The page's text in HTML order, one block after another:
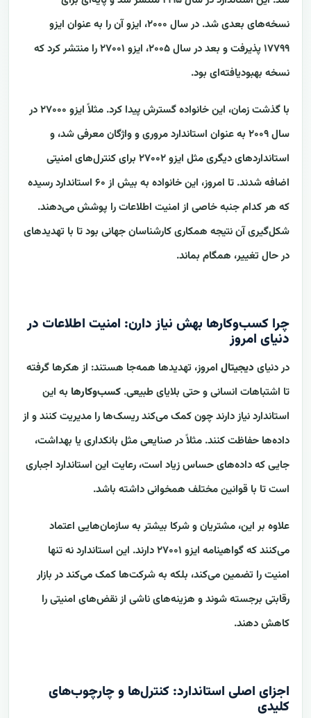
نسخه‌های بعدی شد. در سال ۲۰۰۰، ایزو آن را به عنوان ایزو
۱۷۷۹۹ پذیرفت و بعد در سال ۲۰۰۵، ایزو ۲۷۰۰۱ را منتشر کرد که
نسخه بهبودیافته‌ای بود.
با گذشت زمان، این خانواده گسترش پیدا کرد. مثلاً ایزو ۲۷۰۰۰ در
سال ۲۰۰۹ به عنوان استاندارد مروری و واژگان معرفی شد، و
استانداردهای دیگری مثل ایزو ۲۷۰۰۲ برای کنترل‌های امنیتی
اضافه شدند. تا امروز، این خانواده به بیش از ۶۰ استاندارد رسیده
که هر کدام جنبه خاصی از امنیت اطلاعات را پوشش می‌دهند.
شکل‌گیری آن نتیجه همکاری کارشناسان جهانی بود تا با تهدیدهای
در حال تغییر، همگام بماند.
چرا کسب‌وکارها بهش نیاز دارن: امنیت اطلاعات در
دنیای امروز
در دنیای دیجیتال امروز، تهدیدها همه‌جا هستند: از هکرها گرفته
تا اشتباهات انسانی و حتی بلایای طبیعی. کسب‌وکارها به این
استاندارد نیاز دارند چون کمک می‌کند ریسک‌ها را مدیریت کنند و از
داده‌ها حفاظت کنند. مثلاً در صنایعی مثل بانکداری یا بهداشت،
جایی که داده‌های حساس زیاد است، رعایت این استاندارد اجباری
است تا با قوانین مختلف همخوانی داشته باشد.
علاوه بر این، مشتریان و شرکا بیشتر به سازمان‌هایی اعتماد
می‌کنند که گواهینامه ایزو ۲۷۰۰۱ دارند. این استاندارد نه تنها
امنیت را تضمین می‌کند، بلکه به شرکت‌ها کمک می‌کند در بازار
رقابتی برجسته شوند و هزینه‌های ناشی از نقض‌های امنیتی را
کاهش دهند.
اجزای اصلی استاندارد: کنترل‌ها و چارچوب‌های
کلیدی